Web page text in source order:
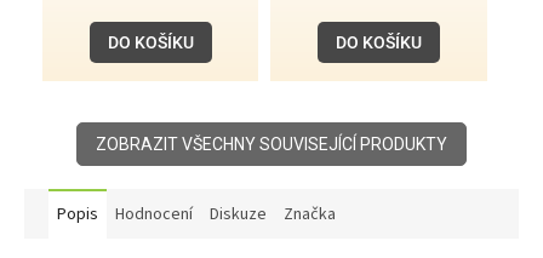
DO KOŠÍKU DO KOŠÍKU
ZOBRAZIT VŠECHNY SOUVISEJÍCÍ PRODUKTY
Popis Hodnocení Diskuze Značka